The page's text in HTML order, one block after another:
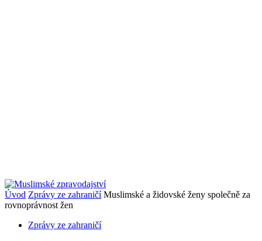
Úvod Zprávy ze zahraničí Muslimské a židovské ženy společně za
rovnoprávnost žen
Zprávy ze zahraničí